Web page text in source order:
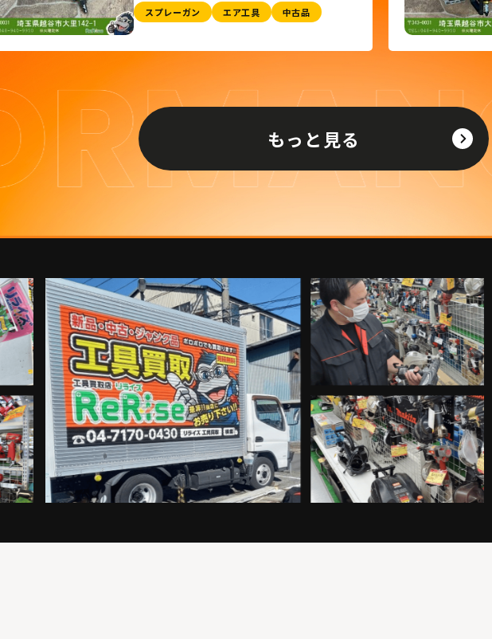
スプレーガン エア工具
もっと見る